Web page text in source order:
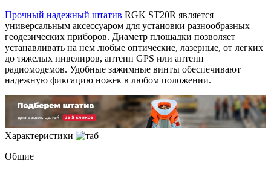
Прочный надежный штатив RGK ST20R является
универсальным аксессуаром для установки разнообразных
геодезических приборов. Диаметр площадки позволяет
устанавливать на нем любые оптические, лазерные, от легких
до тяжелых нивелиров, антенн GPS или антенн
радиомодемов. Удобные зажимные винты обеспечивают
надежную фиксацию ножек в любом положении.
Характеристики
Общие